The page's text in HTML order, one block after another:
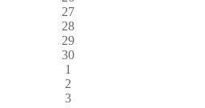
27
28
29
30
1
2
3